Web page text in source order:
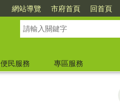
網站導覽 市府首頁 回首頁
便民服務
專區服務